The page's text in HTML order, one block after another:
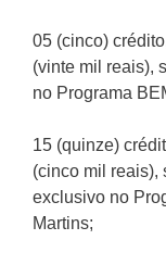
05 (cinco)
(vinte mil reais),
no Programa
15 (quinze)
(cinco mil reais),
exclusivo no
Martins;